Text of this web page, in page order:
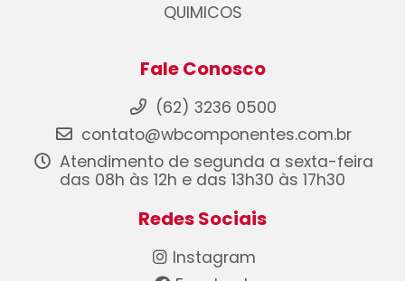
QUIMICOS
Fale Conosco
(62) 3236 0500
contato@wbcomponentes.com.br
Atendimento de segunda a sexta-feira
das 08h às 12h e das 13h30 às 17h30
Redes Sociais
Instagram